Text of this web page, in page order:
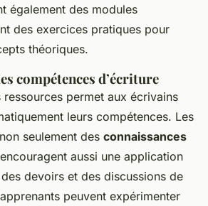
également des modules
des exercices pratiques pour
théoriques.
compétences d’écriture
ressources permet aux écrivains
leurs compétences. Les
seulement des connaissances
aussi une application
devoirs et des discussions de
peuvent expérimenter